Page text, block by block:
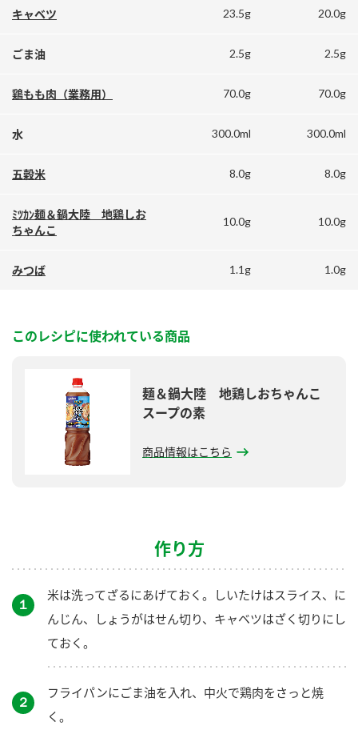
すしラボ
ぽん酢サワー
キッザニア東京「ぽん酢工房」
お問い合わせ
地図から取り扱い店舗を探す
キャベツ 23.5g 20.0g
ごま油 2.5g 2.5g
鶏もも肉（業務用） 70.0g 70.0g
水 300.0ml 300.0ml
五穀米 8.0g 8.0g
ﾐﾂｶﾝ麺＆鍋大陸 地鶏しお
ちゃんこ
10.0g 10.0g
みつば 1.1g 1.0g
このレシピに使われている商品
麺＆鍋大陸 地鶏しおちゃんこ
スープの素
商品情報はこちら
作り方
１
米は洗ってざるにあげておく。しいたけはスライス、に
んじん、しょうがはせん切り、キャベツはざく切りにし
ておく。
２
フライパンにごま油を入れ、中火で鶏肉をさっと焼
く。